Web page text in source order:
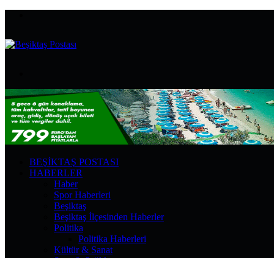
...
BEŞIKTAŞ POSTASI
HABERLER
Haber
Spor Haberleri
Beşiktaş
Beşiktaş İlçesinden Haberler
Politika
Politika Haberleri
Kültür & Sanat